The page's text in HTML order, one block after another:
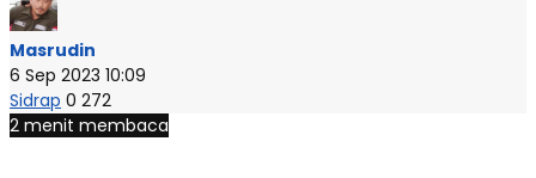
Masrudin
6 Sep 2023 10:09
Sidrap 0 272
2 menit membaca